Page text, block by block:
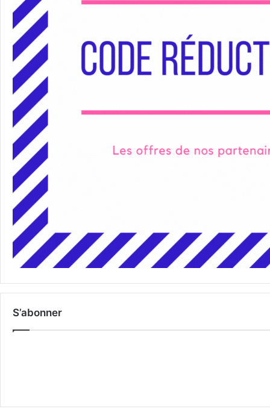
S’abonner